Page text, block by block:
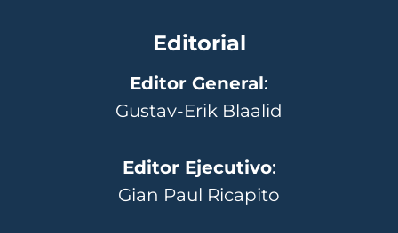
Editorial
Editor General:
Gustav-Erik Blaalid
Editor Ejecutivo:
Gian Paul Ricapito